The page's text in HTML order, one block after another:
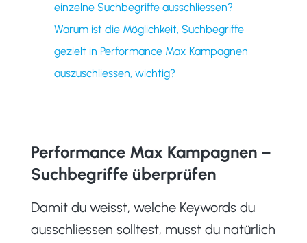
einzelne Suchbegriffe ausschliessen?
Warum ist die Möglichkeit, Suchbegriffe
gezielt in Performance Max Kampagnen
auszuschliessen, wichtig?
Performance Max Kampagnen –
Suchbegriffe überprüfen
Damit du weisst, welche Keywords du
ausschliessen solltest, musst du natürlich